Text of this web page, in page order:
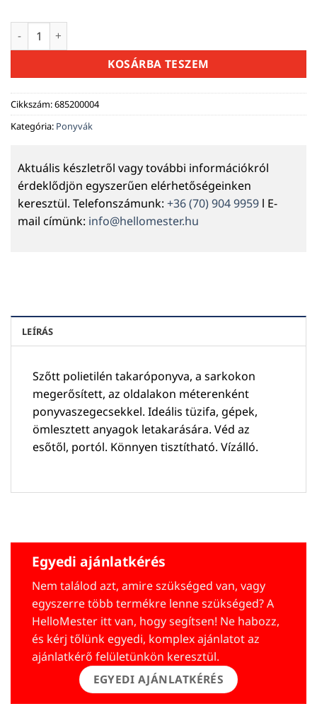
Takaróponyva kék 3x4m mennyiség
KOSÁRBA TESZEM
Cikkszám:685200004
Kategória: Ponyvák
Aktuális készletről vagy további információkról
érdeklődjön egyszerűen elérhetőségeinken
keresztül. Telefonszámunk: +36 (70) 904 9959 l E-
mail címünk: info@hellomester.hu
LEÍRÁS
Szőtt polietilén takaróponyva, a sarkokon
megerősített, az oldalakon méterenként
ponyvaszegecsekkel. Ideális tüzifa, gépek,
ömlesztett anyagok letakarására. Véd az
esőtől, portól. Könnyen tisztítható. Vízálló.
Egyedi ajánlatkérés
Nem találod azt, amire szükséged van, vagy
egyszerre több termékre lenne szükséged? A
HelloMester itt van, hogy segítsen! Ne habozz,
és kérj tőlünk egyedi, komplex ajánlatot az
ajánlatkérő felületünkön keresztül.
EGYEDI AJÁNLATKÉRÉS